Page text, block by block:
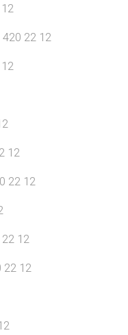
420 22 12
12
22 12
12
22 12